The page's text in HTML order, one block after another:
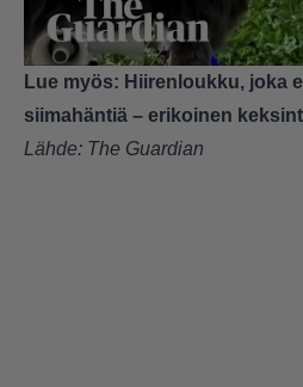
Lue myös: Hiirenloukku, joka
siimahäntiä – erikoinen
Lähde: The Guardian